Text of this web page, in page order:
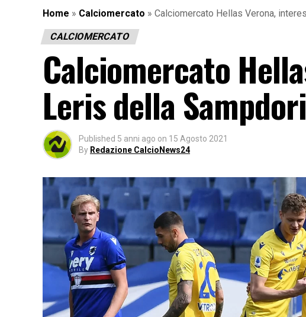
Home » Calciomercato » Calciomercato Hellas Verona,
CALCIOMERCATO
Calciomercato
Leris della
Published 5 anni ago on 15 Agosto 2021
By Redazione CalcioNews24